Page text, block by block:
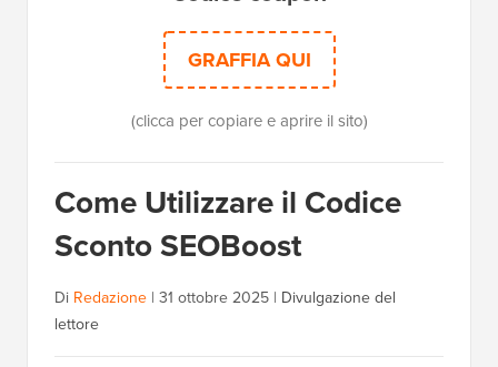
GRAFFIA QUI
(clicca per copiare e aprire il sito)
Come Utilizzare il Codice
Sconto SEOBoost
Di Redazione | 31 ottobre 2025 | Divulgazione del
lettore